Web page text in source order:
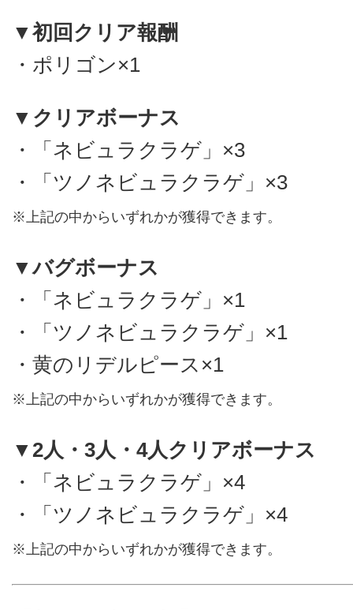
▼初回クリア報酬
・ポリゴン×1
▼クリアボーナス
・「ネビュラクラゲ」×3
・「ツノネビュラクラゲ」×3
※上記の中からいずれかが獲得できます。
▼バグボーナス
・「ネビュラクラゲ」×1
・「ツノネビュラクラゲ」×1
・黄のリデルピース×1
※上記の中からいずれかが獲得できます。
▼2人・3人・4人クリアボーナス
・「ネビュラクラゲ」×4
・「ツノネビュラクラゲ」×4
※上記の中からいずれかが獲得できます。